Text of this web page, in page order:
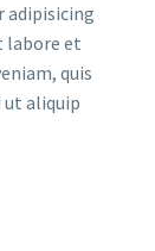
adipisicing
labore et
quis
aliquip